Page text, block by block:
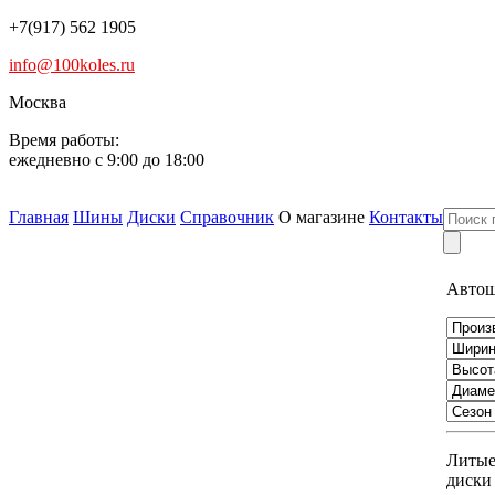
+7(917) 562 1905
info@100koles.ru
Москва
Время работы:
ежедневно с 9:00 до 18:00
Главная Шины Диски Справочник О магазине Контакты
Литые
диски